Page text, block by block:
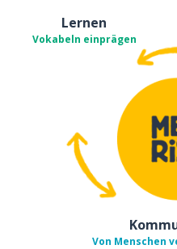
Lernen
Vokabeln einprägen
Von Menschen